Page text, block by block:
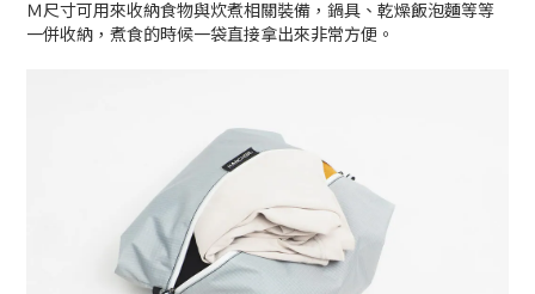
Ｍ尺寸可用來收納食物與炊煮相關裝備，鍋具、乾燥飯泡麵等等
一併收納，煮食的時候一袋直接拿出來非常方便。